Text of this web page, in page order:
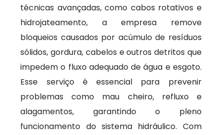
técnicas avançadas, como cabos rotativos e
hidrojateamento, a empresa remove
bloqueios causados por acúmulo de resíduos
sólidos, gordura, cabelos e outros detritos que
impedem o fluxo adequado de água e esgoto.
Esse serviço é essencial para prevenir
problemas como mau cheiro, refluxo e
alagamentos, garantindo o pleno
funcionamento do sistema hidráulico. Com